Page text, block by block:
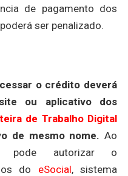
de pagamento dos
ser penalizado.
o crédito deverá
ou aplicativo dos
de Trabalho Digital
de mesmo nome. Ao
pode autorizar o
do eSocial, sistema